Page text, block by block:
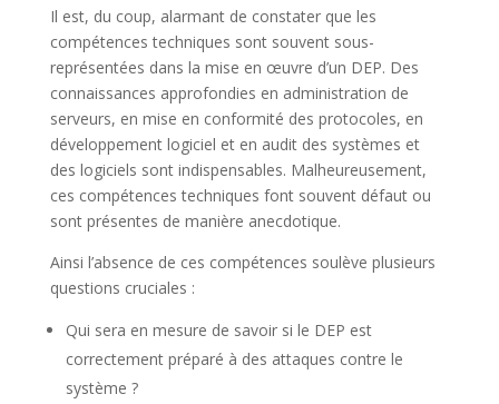
Il est, du coup, alarmant de constater que les
compétences techniques sont souvent sous-
représentées dans la mise en œuvre d’un DEP. Des
connaissances approfondies en administration de
serveurs, en mise en conformité des protocoles, en
développement logiciel et en audit des systèmes et
des logiciels sont indispensables. Malheureusement,
ces compétences techniques font souvent défaut ou
sont présentes de manière anecdotique.
Ainsi l’absence de ces compétences soulève plusieurs
questions cruciales :
Qui sera en mesure de savoir si le DEP est
correctement préparé à des attaques contre le
système ?